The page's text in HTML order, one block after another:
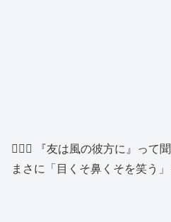
👱🏻‍♂️ 『友は風の彼方に』って
まさに「目くそ鼻くそを笑う